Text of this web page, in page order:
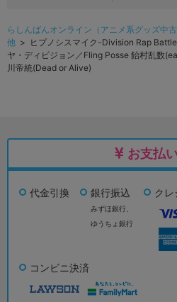
らしんばんオンライン（アニメ系グッズ中
他 > ヒプノシスマイク-Division Rap
ヤ・ディビジョン／Fling Posse 飴村乱数
川帝統(Dead or Alive)
お支払
代金引換 銀行振込
みずほ銀行、
ゆうちょ銀行
ク
コンビニ決済